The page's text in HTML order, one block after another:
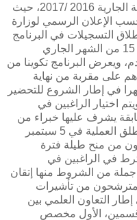
الجارية ، حيث
الإعلان الرسمي لوزارة
التسجيلات في البرنامج
من الشهر
الجاري
ويعرض البرنامج تكوينا من
هم على مقربة من نهاية
في إطار الشروع للتحضير
اختيار الراغبين في
يشرف عليها خبراء من
العملية في
سبتمبر
من منح طيلة فترة
في الراغبين في
جملة من الشروط منها إتقان
من تأشيرات
إطار التعاون العلمي بين
الأول مخصص